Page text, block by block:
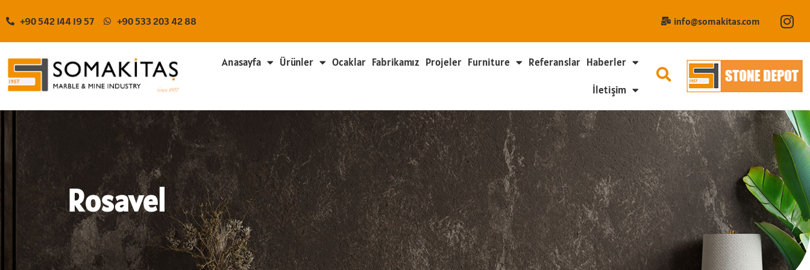
+90 542 144 19 57 +90 533 203 42 88 info@somakitas.com
Anasayfa Ürünler Ocaklar Fabrikamız Projeler Furniture Referanslar Haberler
İletişim
Rosavel